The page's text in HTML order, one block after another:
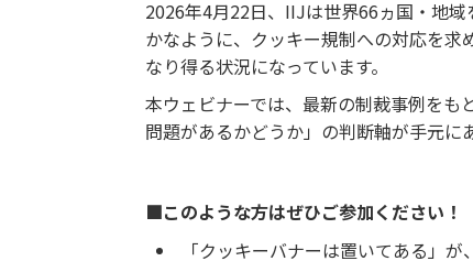
2026年4月22日、IIJは世界66ヵ国・地
かなように、クッキー規制への対応を
なり得る状況になっています。
本ウェビナーでは、最新の制裁事例をも
問題があるかどうか」の判断軸が手元に
■このような方はぜひご参加ください！
「クッキーバナーは置いてある」